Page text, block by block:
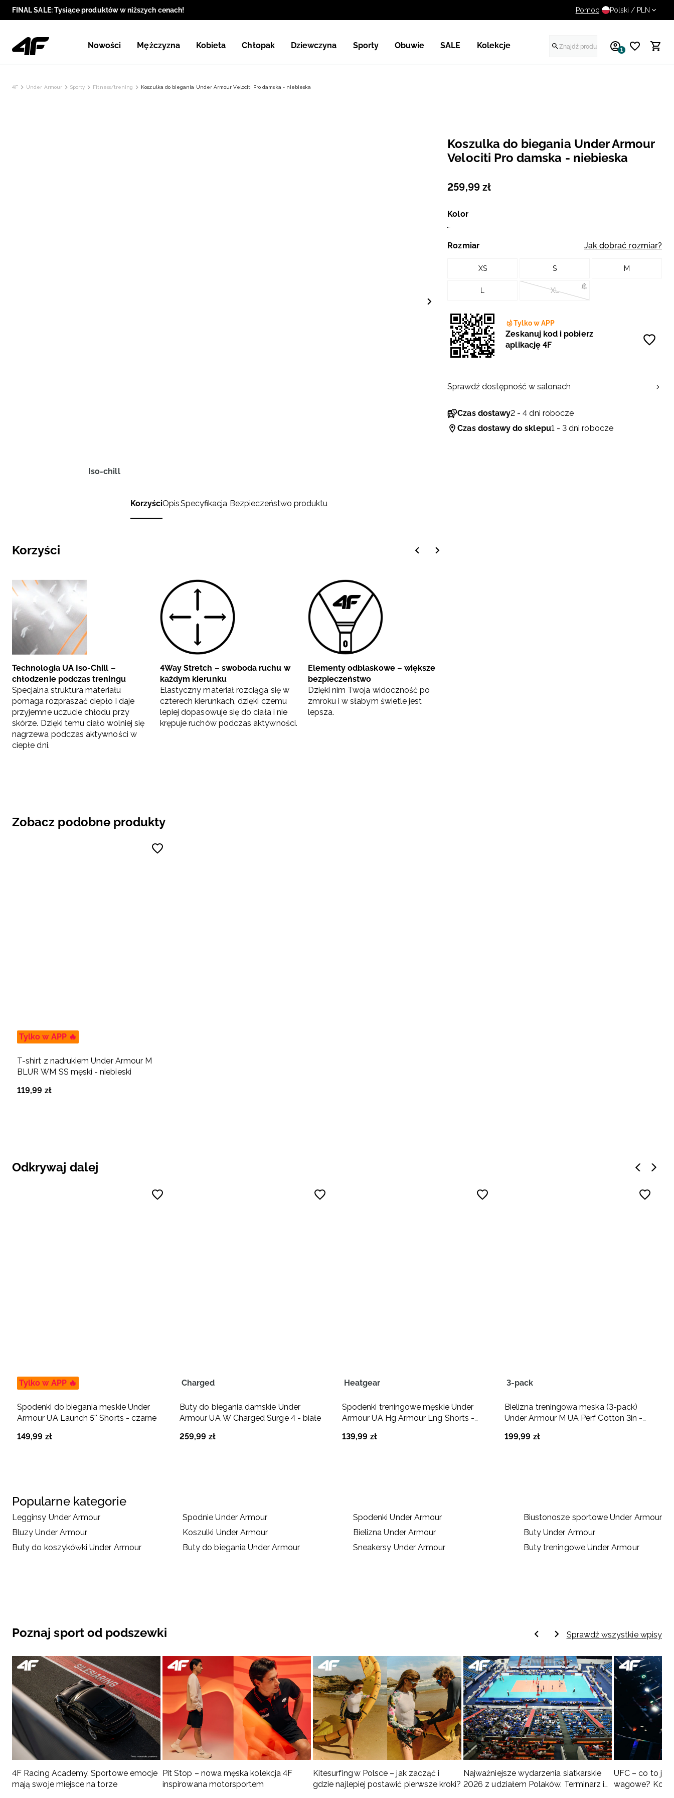
FINAL SALE: Tysiące produktów w niższych cenach! UWAGA NA FAŁSZYWE
Pomoc Polski / PLN
Nowości Mężczyzna Kobieta Chłopak Dziewczyna Sporty Obuwie SALE Kolekcje 1
4F Under Armour Sporty Fitness/trening Koszulka do biegania Under Armour Velociti Pro damska - niebieska
Iso-chill
KorzyściOpisSpecyfikacja Bezpieczeństwo produktu
Korzyści
Technologia UA Iso-Chill –
chłodzenie podczas treningu
Specjalna struktura materiału
pomaga rozpraszać ciepło i daje
przyjemne uczucie chłodu przy
skórze. Dzięki temu ciało wolniej się
nagrzewa podczas aktywności w
ciepłe dni.
4Way Stretch – swoboda ruchu w
każdym kierunku
Elastyczny materiał rozciąga się w
czterech kierunkach, dzięki czemu
lepiej dopasowuje się do ciała i nie
krępuje ruchów podczas aktywności.
Elementy odblaskowe – większe
bezpieczeństwo
Dzięki nim Twoja widoczność po
zmroku i w słabym świetle jest
lepsza.
Koszulka do biegania Under Armour
Velociti Pro damska - niebieska
259,99 zł
Kolor
Rozmiar Jak dobrać rozmiar?
XS S M
XL
Tylko w APP
Zeskanuj kod i pobierz
aplikację 4F
Czas dostawy2 - 4 dni robocze
Czas dostawy do sklepu1 - 3 dni robocze
Sprawdź dostępność w salonach
Zobacz podobne produkty
Tylko w APP 🔥
T-shirt z nadrukiem Under Armour M
BLUR WM SS męski - niebieski
119,99 zł
Odkrywaj dalej
Tylko w APP 🔥
Spodenki do biegania męskie Under
Armour UA Launch 5'' Shorts - czarne
149,99 zł
Charged
Buty do biegania damskie Under
Armour UA W Charged Surge 4 - białe
259,99 zł
Heatgear
Spodenki treningowe męskie Under
Armour UA Hg Armour Lng Shorts -
139,99 zł
3-pack
Bielizna treningowa męska (3-pack)
Under Armour M UA Perf Cotton 3in -
199,99 zł
Popularne kategorie
Legginsy Under Armour Spodnie Under Armour Spodenki Under Armour
Biustonosze sportowe Under Armour
Bluzy Under Armour
Koszulki Under Armour Bielizna Under Armour
Buty Under Armour
Buty do koszykówki Under Armour
Buty do biegania Under Armour Sneakersy Under Armour Buty treningowe Under Armour
Poznaj sport od podszewki Sprawdź wszystkie wpisy
4F Racing Academy. Sportowe emocje
mają swoje miejsce na torze
Pit Stop – nowa męska kolekcja 4F
inspirowana motorsportem
Kitesurfing w Polsce – jak zacząć i
gdzie najlepiej postawić pierwsze kroki?
Najważniejsze wydarzenia siatkarskie
2026 z udziałem Polaków. Terminarz i
UFC – co to
wagowe?